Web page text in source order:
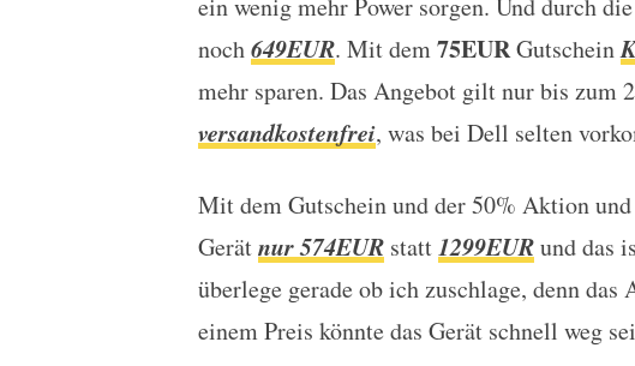
ein wenig mehr Power sorgen. Und durch
noch649EUR. Mit dem75EURGutschein
mehr sparen. Das Angebot gilt nur bis zum
versandkostenfrei, was bei Dell selten
Mit dem Gutschein und der 50% Aktion
Gerätnur574EURstatt1299EURund das
überlege gerade ob ich zuschlage, denn
einem Preis könnte das Gerät schnell weg